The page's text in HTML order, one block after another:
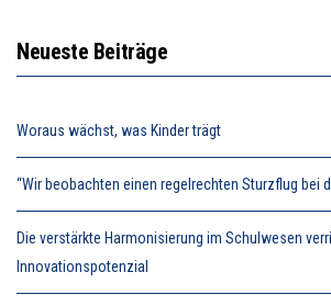
Neueste Beiträge
Woraus wächst, was Kinder trägt
“Wir beobachten einen regelrechten Sturzflug bei
Die verstärkte Harmonisierung im Schulwesen
Innovationspotenzial